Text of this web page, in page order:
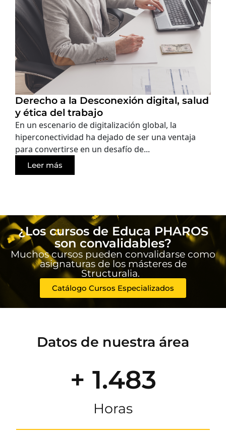
Derecho a la Desconexión digital, salud
y ética del trabajo
En un escenario de digitalización global, la
hiperconectividad ha dejado de ser una ventaja
para convertirse en un desafío de...
Leer más
¿Los cursos de Educa PHAROS
son convalidables?
Muchos cursos pueden convalidarse como
asignaturas de los másteres de
Structuralia.
Catálogo Cursos Especializados
Datos de nuestra área
+ 1.483
Horas